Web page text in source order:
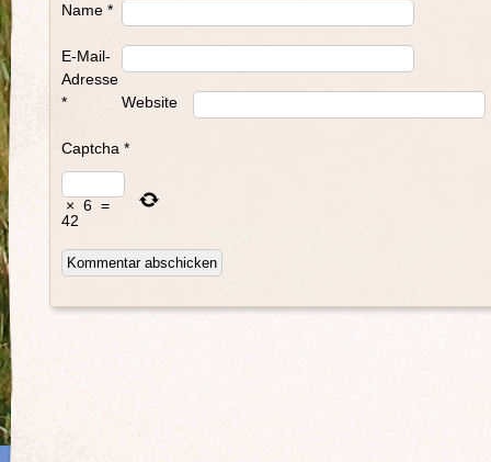
Name *
E-Mail-
Adresse
*
Website
Captcha *
× 6 =
42